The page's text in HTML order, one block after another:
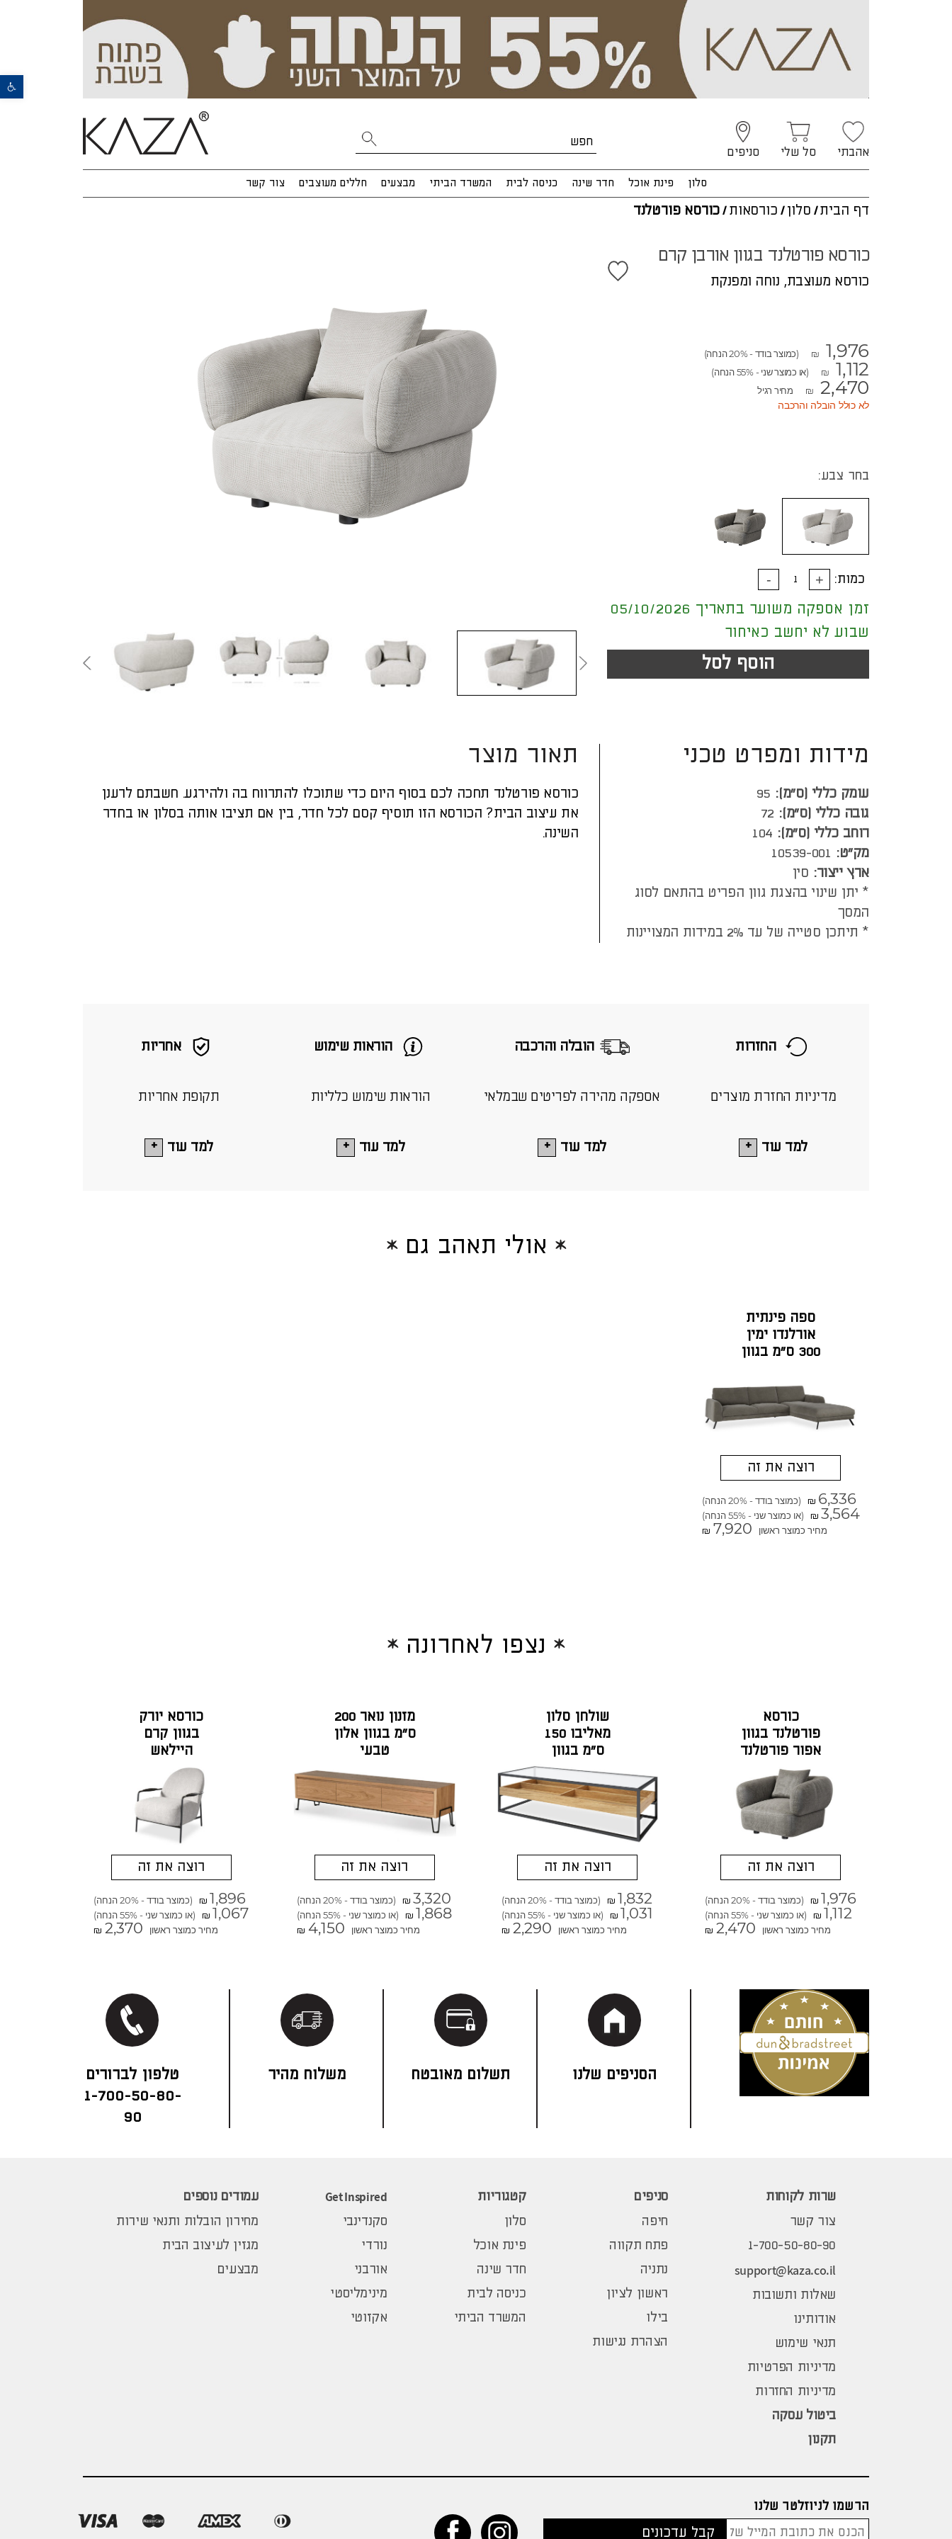
פתח סרגל נגישות
אהבתי סל שלי סניפים
סלון פינת אוכל חדר שינה כניסה לבית המשרד הביתי מבצעים חללים מעוצבים צור קשר
דף הבית/ סלון / כורסאות/כורסא פורטלנד
כורסא פורטלנד בגוון אורבן קרם
כורסא מעוצבת, נוחה ומפנקת
₪ 1,976 (כמוצר בודד - 20% הנחה)
₪ 1,112 (או כמוצר שני - 55% הנחה)
₪ 2,470 מחיר רגיל
לא כולל הובלה והרכבה
בחר צבע:
כמות:
זמן אספקה משוער בתאריך 05/10/2026
שבוע לא יחשב כאיחור
הוסף לסל
תאור מוצר
כורסא פורטלנד תחכה לכם בסוף היום כדי שתוכלו להתרווח בה ולהירגע. חשבתם לרענן
את עיצוב הבית? הכורסא הזו תוסיף קסם לכל חדר, בין אם תציבו אותה בסלון או בחדר
השינה.
מידות ומפרט טכני
עומק כללי (ס”מ): 95
גובה כללי (ס”מ): 72
רוחב כללי (ס”מ): 104
מק"ט: 10539-001
ארץ ייצור: סין
* יתן שינוי בהצגת גוון הפריט בהתאם לסוג
המסך
* תיתכן סטייה של עד 2% במידות המצויינות
אחריות
תקופת אחריות
למד עוד
הוראות שימוש
הוראות שימוש כלליות
למד עוד
הובלה והרכבה
אספקה מהירה לפריטים שבמלאי
למד עוד
החזרות
מדיניות החזרת מוצרים
למד עוד
אולי תאהב גם
ספה פינתית
אורלנדו ימין
300 ס"מ בגוון
רוצה את זה
₪ 6,336 (כמוצר בודד - 20% הנחה)
₪ 3,564
(או כמוצר שני - 55% הנחה)
מחיר כמוצר ראשון
₪ 7,920
נצפו לאחרונה
כורסא
פורטלנד בגוון
אפור פורטלנד
רוצה את זה
₪ 1,976 (כמוצר בודד - 20% הנחה)
₪ 1,112
(או כמוצר שני - 55% הנחה)
מחיר כמוצר ראשון
₪ 2,470
שולחן סלון
מאליבו 150
ס"מ בגוון
פורניר אלון
רוצה את זה
₪ 1,832 (כמוצר בודד - 20% הנחה)
₪ 1,031
(או כמוצר שני - 55% הנחה)
מחיר כמוצר ראשון
₪ 2,290
מזנון נואר 200
ס"מ בגוון אלון
טבעי
רוצה את זה
₪ 3,320 (כמוצר בודד - 20% הנחה)
₪ 1,868
(או כמוצר שני - 55% הנחה)
מחיר כמוצר ראשון
₪ 4,150
כורסא יורק
בגוון קרם
היילאש
רוצה את זה
₪ 1,896 (כמוצר בודד - 20% הנחה)
₪ 1,067
(או כמוצר שני - 55% הנחה)
מחיר כמוצר ראשון
₪ 2,370
הסניפים שלנו תשלום מאובטח משלוח מהיר
1-700-50-80-
90
שרות לקוחות
צור קשר
1-700-50-80-90
support@kaza.co.il
שאלות ותשובות
אודותינו
תנאי שימוש
מדיניות הפרטיות
מדיניות החזרות
ביטול עסקה
תקנון
סניפים
חיפה
פתח תקווה
נתניה
ראשון לציון
בילו
הצהרת נגישות
קטגוריות
סלון
פינת אוכל
חדר שינה
כניסה לבית
המשרד הביתי
Get Inspired
סקנדינבי
נורדי
אורבני
מינימליסטי
אקזוטי
עמודים נוספים
מחירון הובלות ותנאי שירות
מגזין לעיצוב הבית
מבצעים
הרשמו לניוזלטר שלנו